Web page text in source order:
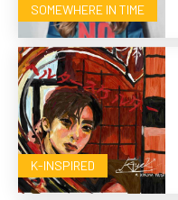
SOMEWHERE IN TIME
K-INSPIRED